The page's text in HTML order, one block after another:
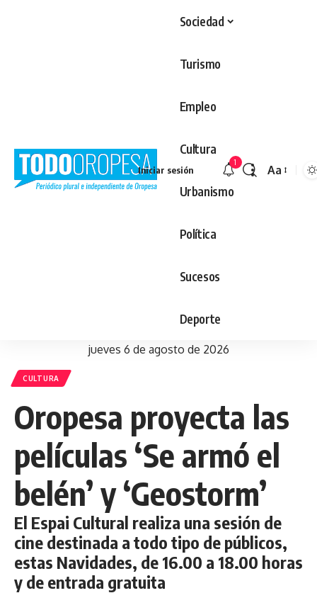
Sociedad
Turismo
Empleo
Cultura
Urbanismo
Política
Sucesos
Deporte
Iniciar sesión
1
Aa
jueves 6 de agosto de 2026
CULTURA
Oropesa proyecta las
películas ‘Se armó el
belén’ y ‘Geostorm’
El Espai Cultural realiza una sesión de
cine destinada a todo tipo de públicos,
estas Navidades, de 16.00 a 18.00 horas
y de entrada gratuita